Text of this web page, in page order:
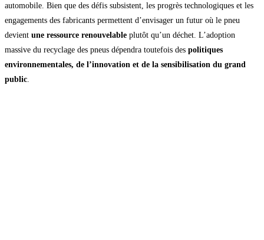
automobile. Bien que des défis subsistent, les progrès technologiques et les
engagements des fabricants permettent d’envisager un futur où le pneu
devient une ressource renouvelable plutôt qu’un déchet. L’adoption
massive du recyclage des pneus dépendra toutefois des politiques
environnementales, de l’innovation et de la sensibilisation du grand
public